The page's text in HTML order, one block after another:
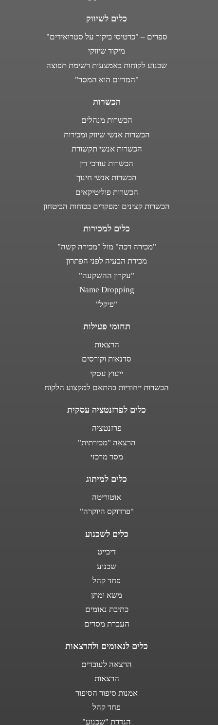
כלים לשיווק
ספרים – "כרטיסי ביקור על סטרואידים"
מיקוד שיווקי
שכנוע לקוחות באמצעות רשימת תפוצה
"המדיום הוא המסר"
הכשרות
הכשרות מנהלים
הכשרות אנשי שיווק ומכירות
הכשרות אנשי תקשורת
הכשרות עורכי דין
הכשרות אנשי חינוך
הכשרות פוליטיקאים
הכשרות קצינים ומפקדים בכוחות הביטחון
כלים למכירות
"מכירה רכה" מול "מכירה קשה"
מכירת הבעיה לפני הפתרון
"עקרון ההשקעה"
Name Dropping
"פיקל"
תחומי פעילות
הרצאות
סדנאות וקורסים
ייעוץ עסקי
הכשרות ייחודיות בהתאם למקצוע הלקוח
כלים לפרזנטציה עסקית
פרזנטציה
הרצאה "מכירתית"
מסר מרכזי
כלים למיתוג
אוטוריטה
"פרדוקס היוקרה"
כלים לשכנוע
דיבייט
שכנוע
פחד קהל
משא ומתן
כתיבת נאומים
העברת מסרים
כלים לנאומים ולהרצאות
הרצאה לעובדים
הרצאות
אמנות סיפור הסיפור
פחד קהל
הגדרת "שכנוע"